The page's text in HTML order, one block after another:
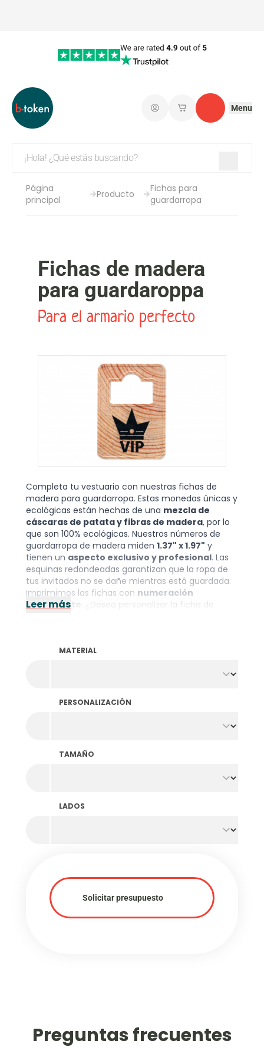
Iniciar sesiónMis carritos de
Contacto
Menu
Página
principal
Producto
Fichas para
guardarropa
Fichas de madera
para guardaroppa
Para el armario perfecto
Completa tu vestuario con nuestras fichas de
madera para guardarropa. Estas monedas únicas y
ecológicas están hechas de una mezcla de
cáscaras de patata y fibras de madera, por lo
que son 100% ecológicas. Nuestros números de
guardarropa de madera miden 1.37" x 1.97" y
tienen un aspecto exclusivo y profesional. Las
esquinas redondeadas garantizan que la ropa de
tus invitados no se dañe mientras está guardada.
Imprimimos las fichas con numeración
ascendente . ¿Desea personalizar la ficha de
busca fichas de guardarropa numeradas del 001 al
doble! Esto se debe a que normalmente se
Leer más
MATERIAL
PERSONALIZACIÓN
TAMAÑO
LADOS
Solicitar presupuesto
Preguntas frecuentes